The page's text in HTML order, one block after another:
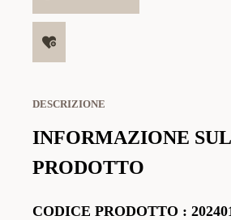
DESCRIZIONE
INFORMAZIONE SUL
PRODOTTO
CODICE PRODOTTO :